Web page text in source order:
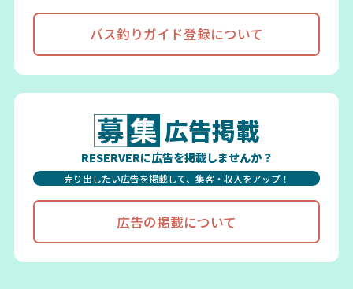
バス釣りガイド登録について
広告掲載
RESERVERに広告を掲載しませんか？
売り出したい広告を掲載して、集客・収入をアップ！
広告の掲載について